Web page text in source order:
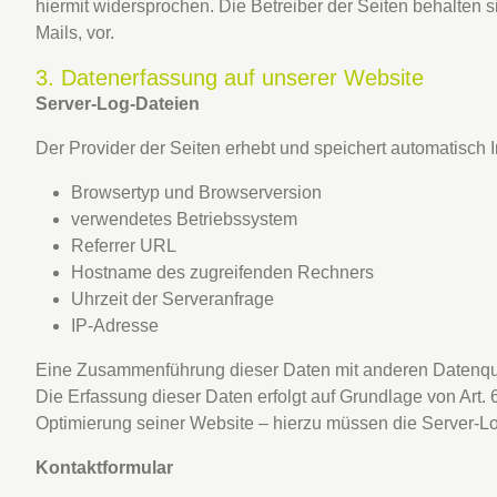
hiermit widersprochen. Die Betreiber der Seiten behalten
Mails, vor.
3. Datenerfassung auf unserer Website
Server-Log-Dateien
Der Provider der Seiten erhebt und speichert
Browsertyp und Browserversion
verwendetes Betriebssystem
Referrer URL
Hostname des zugreifenden Rechners
Uhrzeit der Serveranfrage
IP-Adresse
Eine Zusammenführung dieser Daten mit anderen
Die Erfassung dieser Daten erfolgt auf Grundlage von
Optimierung seiner Website – hierzu müssen die Server-
Kontaktformular